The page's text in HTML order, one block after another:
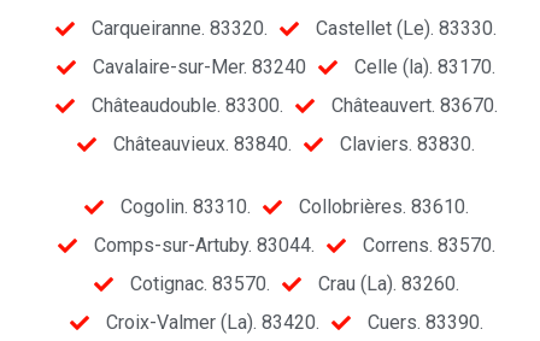
Carqueiranne. 83320.
Castellet (Le). 83330.
Cavalaire-sur-Mer. 83240
Celle (la). 83170.
Châteaudouble. 83300.
Châteauvert. 83670.
Châteauvieux. 83840.
Claviers. 83830.
Cogolin. 83310.
Collobrières. 83610.
Comps-sur-Artuby. 83044.
Correns. 83570.
Cotignac. 83570.
Crau (La). 83260.
Croix-Valmer (La). 83420.
Cuers. 83390.